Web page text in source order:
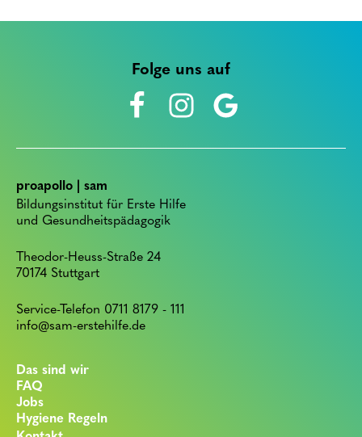
Folge uns auf
proapollo | sam
Bildungsinstitut für Erste Hilfe
und Gesundheitspädagogik
Theodor-Heuss-Straße 24
70174 Stuttgart
Service-Telefon 0711 8179 - 111
info@sam-erstehilfe.de
Das sind wir
FAQ
Jobs
Hygiene Regeln